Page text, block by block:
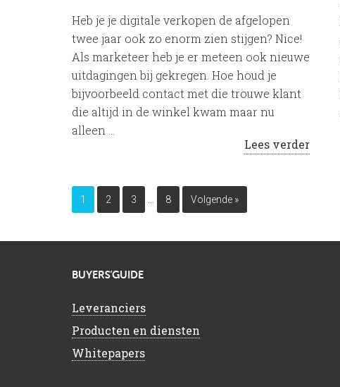
Heb je je digitale verkopen de afgelopen
twee jaar ook zo enorm zien stijgen? Nice!
Als marketeer heb je er meteen ook nieuwe
uitdagingen bij gekregen. Hoe houd je
bijvoorbeeld contact met die trouwe klant
die altijd in de winkel kwam maar nu
alleen …
Lees verder
1 2 3 8 Volgende »
BUYERS’GUIDE
Leveranciers
Producten en diensten
Whitepapers